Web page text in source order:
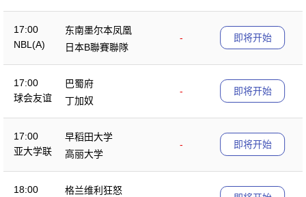
17:00
NBL(A)
东南墨尔本凤凰
-
日本B聯賽聯隊
即将开始
17:00
球会友谊
巴蜀府
-
丁加奴
即将开始
17:00
亚大学联
早稻田大学
-
高丽大学
即将开始
18:00
格兰维利狂怒